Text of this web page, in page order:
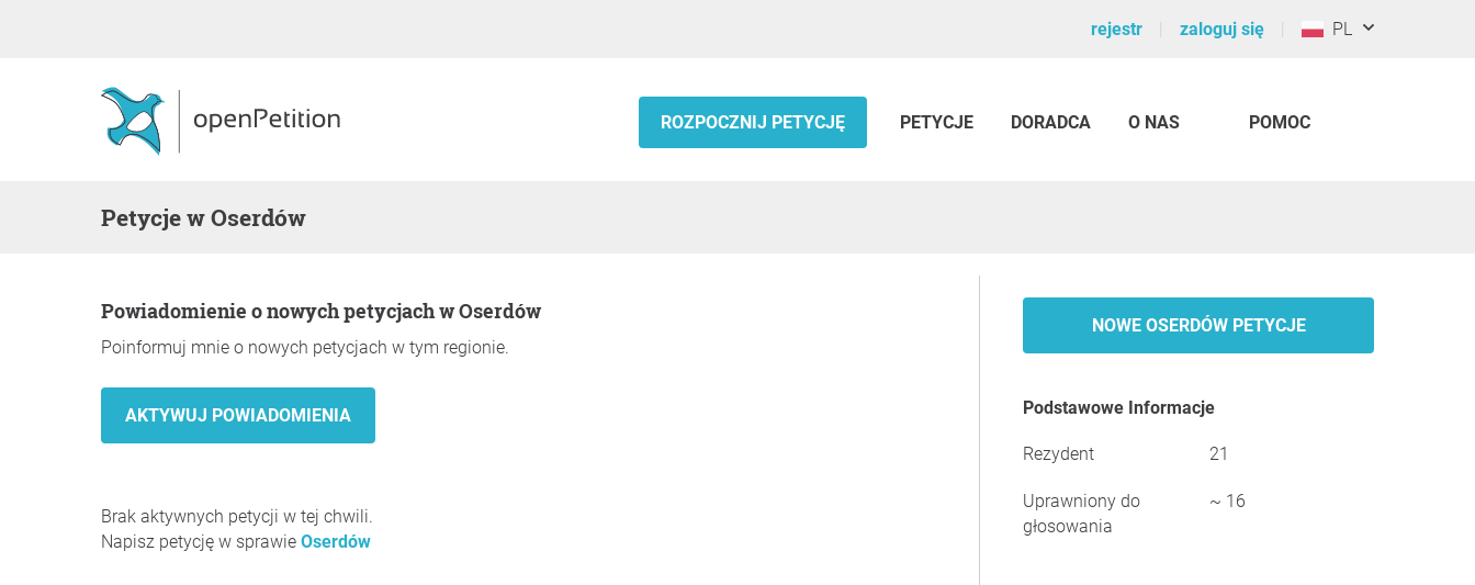
rejestr zaloguj się PL
ROZPOCZNIJ PETYCJĘ PETYCJE DORADCA O NAS POMOC
Petycje w Oserdów
Powiadomienie o nowych petycjach w Oserdów
Poinformuj mnie o nowych petycjach w tym regionie.
Brak aktywnych petycji w tej chwili.
Napisz petycję w sprawie Oserdów
NOWE OSERDÓW PETYCJE
Podstawowe Informacje
Rezydent 21
Uprawniony do
głosowania
~ 16